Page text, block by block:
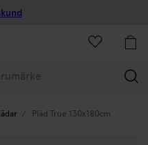
Pläd True 130x180cm